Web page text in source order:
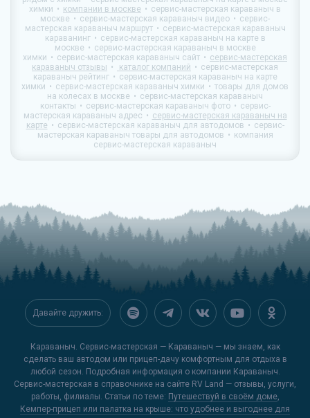
химки
компании в москве
сервис-мастерская караваныч в
москве
сервис-мастерская караваныч видео
сервис-
мастерская караваныч маршрут
сервис-мастерская караваныч
караванинг
сервис-мастерская караваныч на карте в
москве
сервис-мастерская караваныч в москве
химки
сервис-мастерская караваныч сайт
сервис-мастерская
караваныч отзывы
каталог компаний
сервис-мастерская
караваныч рейтинг
сервис-мастерская караваныч на карте
химки
сервис-мастерская караваныч химки
товары для домов
на колесах в москве
сервис-мастерская караваныч
контакты
сервис-мастерская караваныч фото
сервис-
мастерская караваныч адрес
сервис-мастерская караваныч на
карте
сервис-мастерская караваныч для автодомов
сервис-
мастерская караваныч товары для автодомов
компания
сервис-мастерская караваныч
Давайте дружить:
Караваныч. Сервис-мастерская — Караваныч — мы знаем, как
сделать ваш автодом или прицеп-дачу комфортным для отдыха в
любой сезон. Подробная информация о компании Караваныч.
Сервис-мастерская в справочнике на сайте RV Land — отзывы, услуги,
работы, филиалы. Статьи по теме: Путешествуй в своём доме,
Кемпер-прицеп или палатка на крыше: что удобнее и выгоднее для